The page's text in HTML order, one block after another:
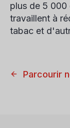
plus de 5 000
travaillent à
tabac et
Parcourir